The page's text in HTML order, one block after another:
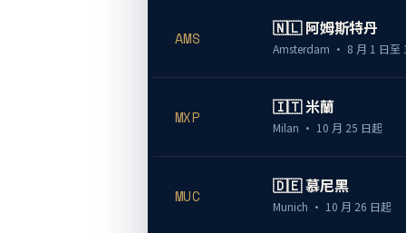
AMS 🇳🇱 阿姆斯特丹
Amsterdam · 8 月 1 日至
MXP 🇮🇹 米蘭
Milan · 10 月 25 日起
MUC 🇩🇪 慕尼黑
Munich · 10 月 26 日起